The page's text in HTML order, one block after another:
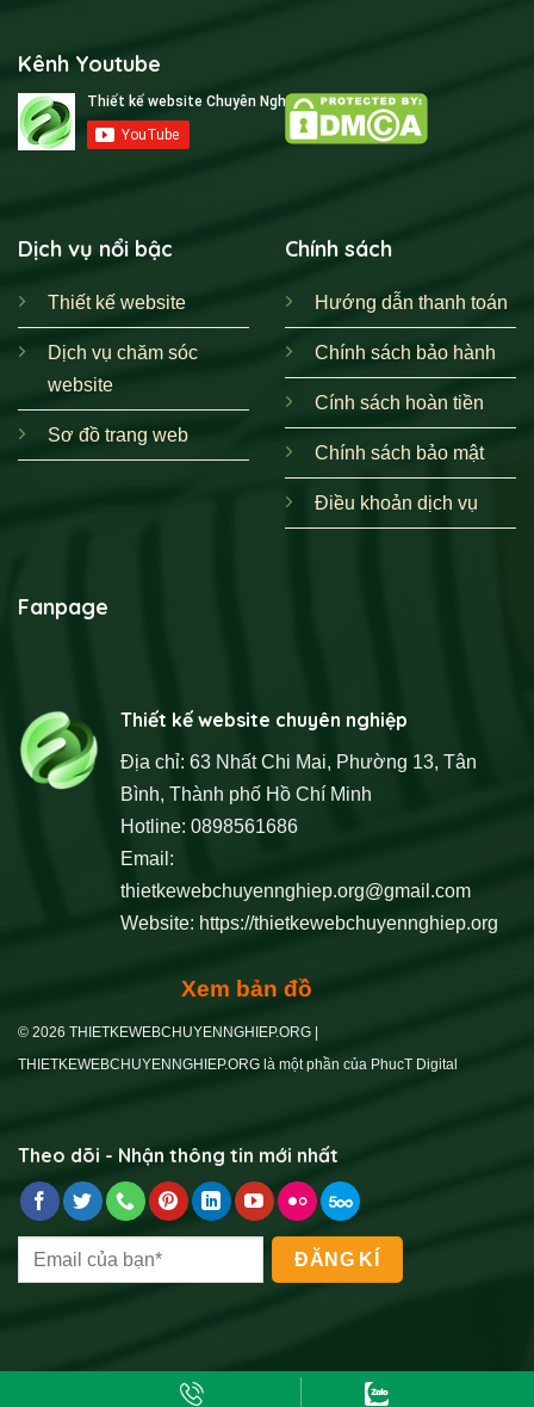
Kênh Youtube
Dịch vụ nổi bậc
Thiết kế website
Dịch vụ chăm sóc
website
Sơ đồ trang web
Chính sách
Hướng dẫn thanh toán
Chính sách bảo hành
Cính sách hoàn tiền
Chính sách bảo mật
Điều khoản dịch vụ
Fanpage
Thiết kế website chuyên nghiệp
Địa chỉ: 63 Nhất Chi Mai, Phường 13, Tân
Bình, Thành phố Hồ Chí Minh
Hotline: 0898561686
Email:
thietkewebchuyennghiep.org@gmail.com
Website: https://thietkewebchuyennghiep.org
Xem bản đồ
© 2026 THIETKEWEBCHUYENNGHIEP.ORG |
THIETKEWEBCHUYENNGHIEP.ORG là một phần của PhucT Digital
Theo dõi - Nhận thông tin mới nhất